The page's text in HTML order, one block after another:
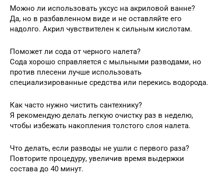
Можно ли использовать уксус на акриловой ванне?
Да, но в разбавленном виде и не оставляйте его
надолго. Акрил чувствителен к сильным кислотам.
Поможет ли сода от черного налета?
Сода хорошо справляется с мыльными разводами, но
против плесени лучше использовать
специализированные средства или перекись водорода.
Как часто нужно чистить сантехнику?
Я рекомендую делать легкую очистку раз в неделю,
чтобы избежать накопления толстого слоя налета.
Что делать, если разводы не ушли с первого раза?
Повторите процедуру, увеличив время выдержки
состава до 40 минут.